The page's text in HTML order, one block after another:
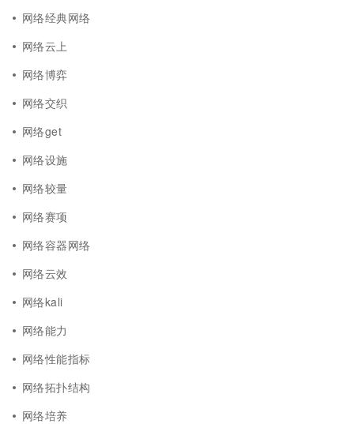
网络经典网络
网络云上
网络博弈
网络交织
网络get
网络设施
网络较量
网络赛项
网络容器网络
网络云效
网络kali
网络能力
网络性能指标
网络拓扑结构
网络培养